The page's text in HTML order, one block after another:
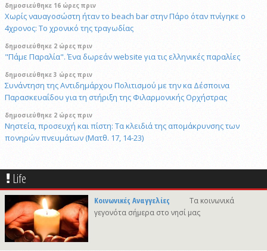
δημοσιεύθηκε 16 ώρες πριν
Χωρίς ναυαγοσώστη ήταν το beach bar στην Πάρο όταν πνίγηκε ο
4χρονος: Το χρονικό της τραγωδίας
δημοσιεύθηκε 2 ώρες πριν
"Πάμε Παραλία". Ένα δωρεάν website για τις ελληνικές παραλίες
δημοσιεύθηκε 3 ώρες πριν
Συνάντηση της Αντιδημάρχου Πολιτισμού με την κα Δέσποινα
Παρασκευαΐδου για τη στήριξη της Φιλαρμονικής Ορχήστρας
δημοσιεύθηκε 2 ώρες πριν
Νηστεία, προσευχή και πίστη: Τα κλειδιά της απομάκρυνσης των
πονηρών πνευμάτων (Ματθ. 17, 14-23)
στη Σύρο
δημοσιεύθηκε 2 ώρες πριν
Νάξος: Το μοναδικό νησί των Κυκλάδων χωρίς προστασία από τις
ανεμογεννήτριες — Γιατί;
δημοσιεύθηκε 15 ώρες πριν
Life
Κοινωνικές Αναγγελίες
Τα κοινωνικά
γεγονότα σήμερα στο νησί μας